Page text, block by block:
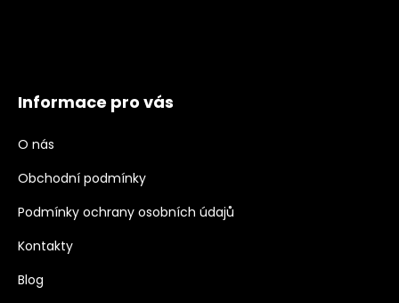
Informace pro vás
O nás
Obchodní podmínky
Podmínky ochrany osobních údajů
Kontakty
Blog